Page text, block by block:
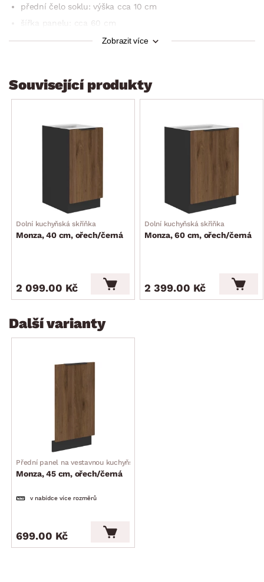
přední čelo soklu: výška cca 10 cm
šířka panelu: cca 60 cm
kombinovat s vestavnou myčkou o šířce 60 cm
Zobrazit více
Související produkty
Dolní kuchyňská skříňka
Monza, 40 cm, ořech/černá
2 099.00 Kč
Dolní kuchyňská skříňka
Monza, 60 cm, ořech/černá
2 399.00 Kč
Další varianty
Přední panel na vestavnou kuchyňskou myčku
Monza, 45 cm, ořech/černá
v nabídce více rozměrů
699.00 Kč